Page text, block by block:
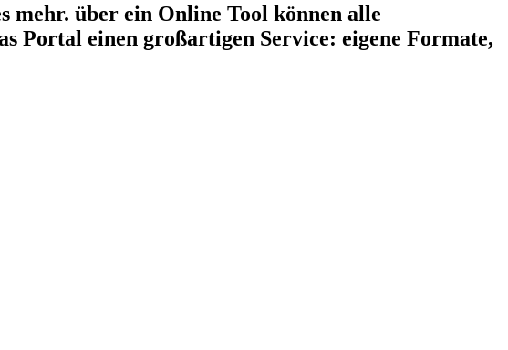
über ein Online Tool können alle
Portal einen großartigen Service: eigene Formate,